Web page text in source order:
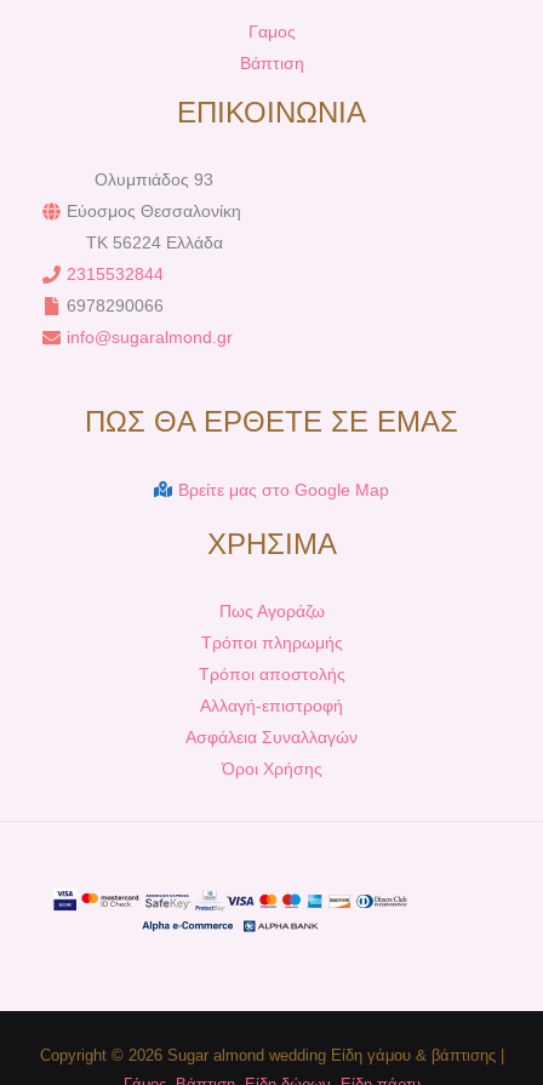
Γαμος
Βάπτιση
ΕΠΙΚΟΙΝΩΝΙΑ
Ολυμπιάδος 93
Εύοσμος Θεσσαλονίκη
TK 56224 Ελλάδα
2315532844
6978290066
info@sugaralmond.gr
ΠΩΣ ΘΑ ΕΡΘΕΤΕ ΣΕ ΕΜΑΣ
Βρείτε μας στο Google Map
ΧΡΗΣΙΜΑ
Πως Αγοράζω
Τρόποι πληρωμής
Τρόποι αποστολής
Αλλαγή-επιστροφή
Ασφάλεια Συναλλαγών
Όροι Χρήσης
Copyright © 2026 Sugar almond wedding Είδη γάμου & βάπτισης |